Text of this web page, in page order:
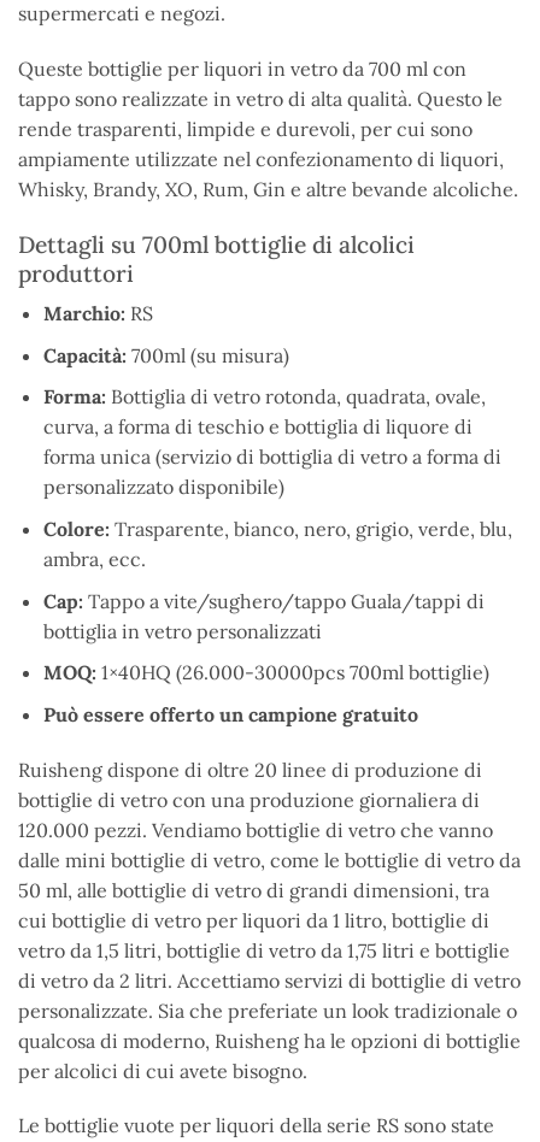
supermercati e negozi.
Queste bottiglie per liquori in vetro da 700 ml con
tappo sono realizzate in vetro di alta qualità. Questo le
rende trasparenti, limpide e durevoli, per cui sono
ampiamente utilizzate nel confezionamento di liquori,
Whisky, Brandy, XO, Rum, Gin e altre bevande alcoliche.
Dettagli su 700ml bottiglie di alcolici
produttori
Marchio: RS
Capacità: 700ml (su misura)
Forma: Bottiglia di vetro rotonda, quadrata, ovale,
curva, a forma di teschio e bottiglia di liquore di
forma unica (servizio di bottiglia di vetro a forma di
personalizzato disponibile)
Colore: Trasparente, bianco, nero, grigio, verde, blu,
ambra, ecc.
Cap: Tappo a vite/sughero/tappo Guala/tappi di
bottiglia in vetro personalizzati
MOQ: 1×40HQ (26.000-30000pcs 700ml bottiglie)
Può essere offerto un campione gratuito
Ruisheng dispone di oltre 20 linee di produzione di
bottiglie di vetro con una produzione giornaliera di
120.000 pezzi. Vendiamo bottiglie di vetro che vanno
dalle mini bottiglie di vetro, come le bottiglie di vetro da
50 ml, alle bottiglie di vetro di grandi dimensioni, tra
cui bottiglie di vetro per liquori da 1 litro, bottiglie di
vetro da 1,5 litri, bottiglie di vetro da 1,75 litri e bottiglie
di vetro da 2 litri. Accettiamo servizi di bottiglie di vetro
personalizzate. Sia che preferiate un look tradizionale o
qualcosa di moderno, Ruisheng ha le opzioni di bottiglie
per alcolici di cui avete bisogno.
Le bottiglie vuote per liquori della serie RS sono state